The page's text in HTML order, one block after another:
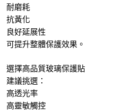
耐磨耗
抗黃化
良好延展性
可提升整體保護效果。
選擇高品質玻璃保護貼
建議挑選：
高透光率
高靈敏觸控